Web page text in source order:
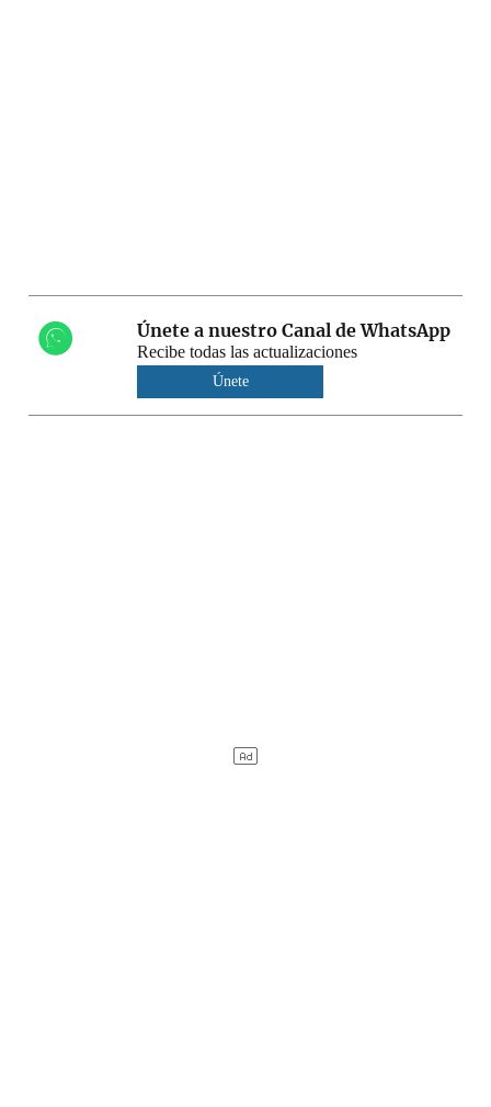
Únete a nuestro Canal de WhatsApp
Recibe todas las actualizaciones
Únete